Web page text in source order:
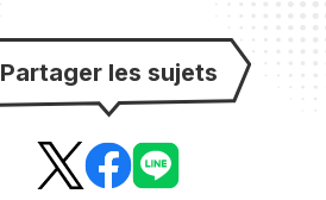
Partager les sujets